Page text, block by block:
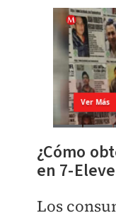
¿Cómo
en 7-
Los